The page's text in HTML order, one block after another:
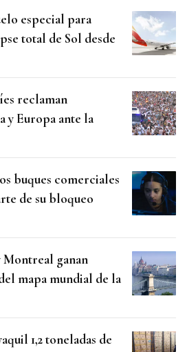
especial para
total de Sol desde
reclaman
y Europa ante la
buques comerciales
de su bloqueo
Montreal ganan
mapa mundial de la
1,2 toneladas de